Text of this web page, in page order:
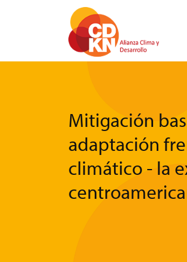
Mitigación
adaptación
climático - la